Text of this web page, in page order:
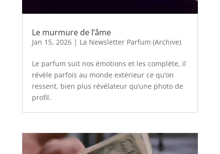
Le murmure de l’âme
Jan 15, 2026| La Newsletter Parfum (Archive)
Le parfum suit nos émotions et les complète, il
révèle parfois au monde extérieur ce qu’on
ressent, bien plus révélateur qu’une photo de
profil.